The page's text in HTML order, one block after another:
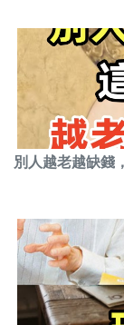
別人越老越缺錢